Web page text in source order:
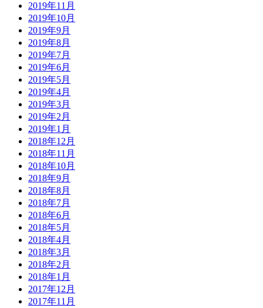
2019年11月
2019年10月
2019年9月
2019年8月
2019年7月
2019年6月
2019年5月
2019年4月
2019年3月
2019年2月
2019年1月
2018年12月
2018年11月
2018年10月
2018年9月
2018年8月
2018年7月
2018年6月
2018年5月
2018年4月
2018年3月
2018年2月
2018年1月
2017年12月
2017年11月